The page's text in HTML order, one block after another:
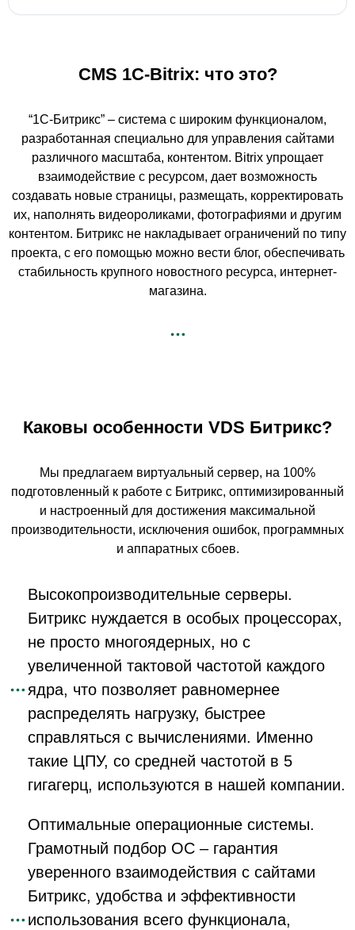
CMS 1С-Bitrix: что это?
“1С-Битрикс” – система с широким функционалом,
разработанная специально для управления сайтами
различного масштаба, контентом. Bitrix упрощает
взаимодействие с ресурсом, дает возможность
создавать новые страницы, размещать, корректировать
их, наполнять видеороликами, фотографиями и другим
контентом. Битрикс не накладывает ограничений по типу
проекта, с его помощью можно вести блог, обеспечивать
стабильность крупного новостного ресурса, интернет-
магазина.
Каковы особенности VDS Битрикс?
Мы предлагаем виртуальный сервер, на 100%
подготовленный к работе с Битрикс, оптимизированный
и настроенный для достижения максимальной
производительности, исключения ошибок, программных
и аппаратных сбоев.
Высокопроизводительные серверы.
Битрикс нуждается в особых процессорах,
не просто многоядерных, но с
увеличенной тактовой частотой каждого
ядра, что позволяет равномернее
распределять нагрузку, быстрее
справляться с вычислениями. Именно
такие ЦПУ, со средней частотой в 5
гигагерц, используются в нашей компании.
Оптимальные операционные системы.
Грамотный подбор ОС – гарантия
уверенного взаимодействия с сайтами
Битрикс, удобства и эффективности
использования всего функционала,